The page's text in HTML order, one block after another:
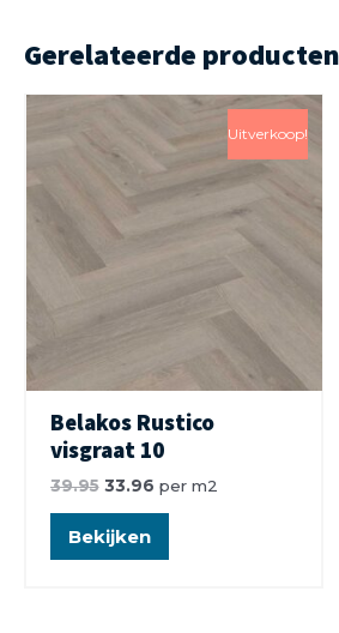
Gerelateerde producten
Uitverkoop!
Belakos Rustico
visgraat 10
39.95 33.96 per m2
Bekijken